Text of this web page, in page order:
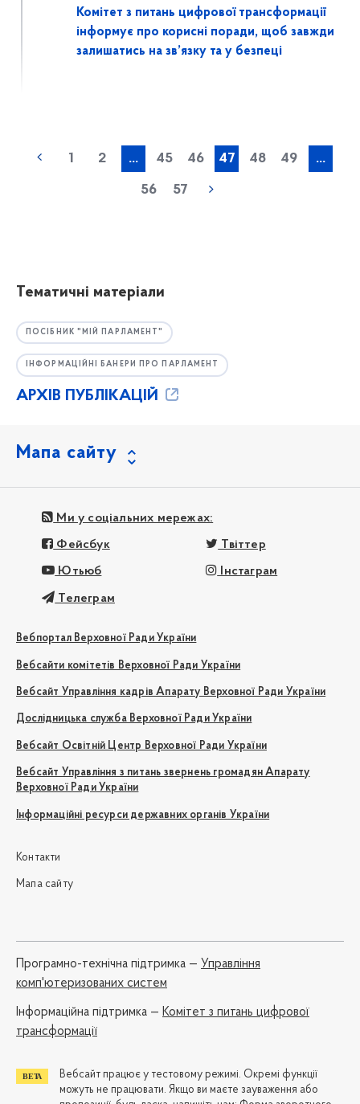
Комітет з питань цифрової трансформації
інформує про корисні поради, щоб завжди
залишатись на зв’язку та у безпеці
1 2 ... 45 46 47 48 49 ...
56 57
Тематичні матеріали
ПОСІБНИК "МІЙ ПАРЛАМЕНТ"
ІНФОРМАЦІЙНІ БАНЕРИ ПРО ПАРЛАМЕНТ
АРХІВ ПУБЛІКАЦІЙ
Мапа сайту
Ми у соціальних мережах:
Фейсбук Твіттер
Ютьюб Інстаграм
Телеграм
Вебпортал Верховної Ради України
Вебсайти комітетів Верховної Ради України
Вебсайт Управління кадрів Апарату Верховної Ради України
Дослідницька служба Верховної Ради України
Вебсайт Освітній Центр Верховної Ради України
Вебсайт Управління з питань звернень громадян Апарату
Верховної Ради України
Інформаційні ресурси державних органів України
Контакти
Мапа сайту
Програмно-технічна підтримка — Управління
комп'ютеризованих систем
Iнформаційна підтримка — Комітет з питань цифрової
трансформації
Вебсайт працює у тестовому режимі. Окремі функції
можуть не працювати. Якщо ви маєте зауваження або